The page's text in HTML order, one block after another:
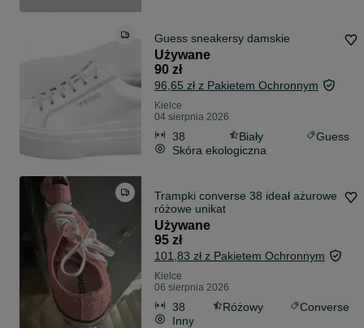
Guess sneakersy damskie
Używane
90 zł
96,65 zł z Pakietem Ochronnym
Kielce
04 sierpnia 2026
38 Biały
Guess
Skóra ekologiczna
Trampki converse 38 ideał ażurowe
różowe unikat
Używane
95 zł
101,83 zł z Pakietem Ochronnym
Kielce
06 sierpnia 2026
38 Różowy
Converse
Inny